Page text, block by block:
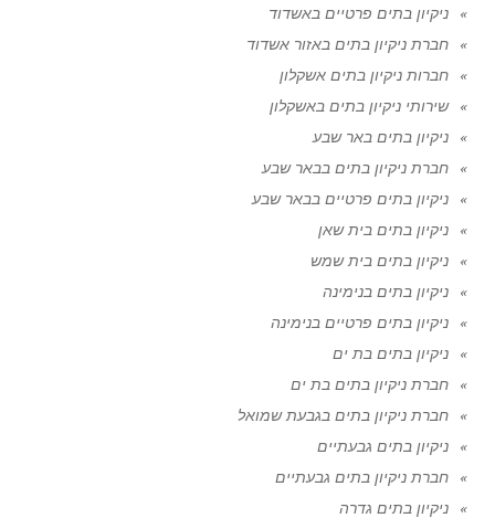
ניקיון בתים פרטיים באשדוד
חברת ניקיון בתים באזור אשדוד
חברות ניקיון בתים אשקלון
שירותי ניקיון בתים באשקלון
ניקיון בתים באר שבע
חברת ניקיון בתים בבאר שבע
ניקיון בתים פרטיים בבאר שבע
ניקיון בתים בית שאן
ניקיון בתים בית שמש
ניקיון בתים בנימינה
ניקיון בתים פרטיים בנימינה
ניקיון בתים בת ים
חברת ניקיון בתים בת ים
חברת ניקיון בתים בגבעת שמואל
ניקיון בתים גבעתיים
חברת ניקיון בתים גבעתיים
ניקיון בתים גדרה